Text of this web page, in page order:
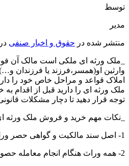
توسط
مدیر
منتشر شده در حقوق و اخبار صنفی در
_ملک ورثه ای ملکی است مالک آن
وارثین او(همسر،فرزند یا فرزندان
املاک قواعد و مراحل خاص خود را
ملک ورثه ای را دارید قبل از اقدام به
توجه قرار دهید تا دچار مشکلات
_نکات مهم خرید و فروش ملک ورثه
1- اصل سند مالکیت و گواهی حصر وراثت حتما باید موجود باشد.
2- همه وراث هنگام انجام معامله حصور داشته باشند.